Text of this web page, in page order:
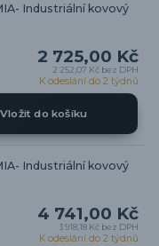
Industriální kovový
2 725,00 Kč
2 252,07 Kč bez DPH
K odeslání do 2 týdnů
Vložit do košíku
Industriální kovový
4 741,00 Kč
3 918,18 Kč bez DPH
K odeslání do 2 týdnů